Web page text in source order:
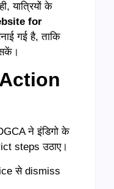
यात्रियों के
for
गई है, ताकि
ने इंडिगो के
steps उठाए।
से dismiss